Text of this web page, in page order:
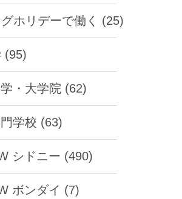
ホリデーで働く (25)
(95)
・大学院 (62)
学校 (63)
シドニー (490)
ボンダイ (7)